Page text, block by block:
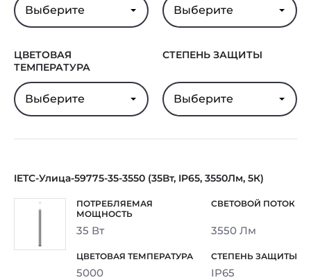
Выберите Выберите
ЦВЕТОВАЯ
ТЕМПЕРАТУРА
Выберите
СТЕПЕНЬ ЗАЩИТЫ
Выберите
IETC-Улица-59775-35-3550 (35Вт, IP65, 3550Лм, 5К)
35 Вт 3550 Лм
5000 IP65